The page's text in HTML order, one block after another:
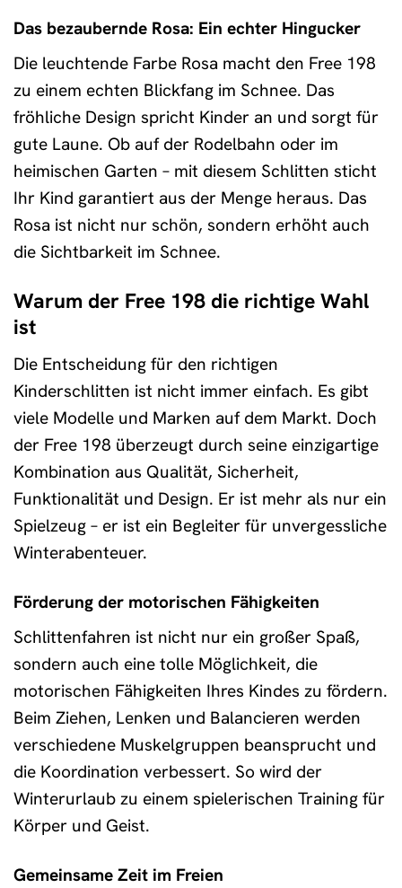
Das bezaubernde Rosa: Ein echter Hingucker
Die leuchtende Farbe Rosa macht den Free 198
zu einem echten Blickfang im Schnee. Das
fröhliche Design spricht Kinder an und sorgt für
gute Laune. Ob auf der Rodelbahn oder im
heimischen Garten – mit diesem Schlitten sticht
Ihr Kind garantiert aus der Menge heraus. Das
Rosa ist nicht nur schön, sondern erhöht auch
die Sichtbarkeit im Schnee.
Warum der Free 198 die richtige Wahl
ist
Die Entscheidung für den richtigen
Kinderschlitten ist nicht immer einfach. Es gibt
viele Modelle und Marken auf dem Markt. Doch
der Free 198 überzeugt durch seine einzigartige
Kombination aus Qualität, Sicherheit,
Funktionalität und Design. Er ist mehr als nur ein
Spielzeug – er ist ein Begleiter für unvergessliche
Winterabenteuer.
Förderung der motorischen Fähigkeiten
Schlittenfahren ist nicht nur ein großer Spaß,
sondern auch eine tolle Möglichkeit, die
motorischen Fähigkeiten Ihres Kindes zu fördern.
Beim Ziehen, Lenken und Balancieren werden
verschiedene Muskelgruppen beansprucht und
die Koordination verbessert. So wird der
Winterurlaub zu einem spielerischen Training für
Körper und Geist.
Gemeinsame Zeit im Freien